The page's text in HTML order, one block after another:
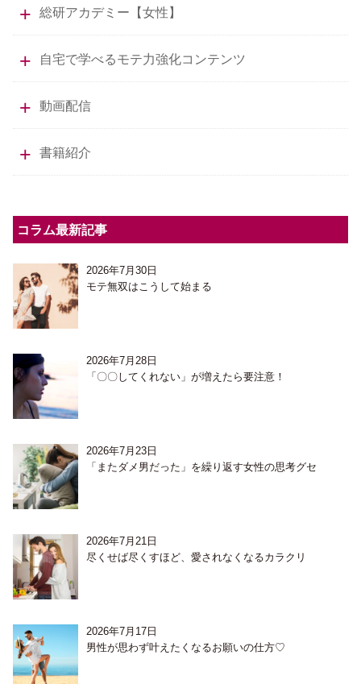
総研アカデミー【女性】
自宅で学べるモテ力強化コンテンツ
動画配信
書籍紹介
コラム最新記事
2026年7月30日
モテ無双はこうして始まる
2026年7月28日
「〇〇してくれない」が増えたら要注意！
2026年7月23日
「またダメ男だった」を繰り返す女性の思考グセ
2026年7月21日
尽くせば尽くすほど、愛されなくなるカラクリ
2026年7月17日
男性が思わず叶えたくなるお願いの仕方♡